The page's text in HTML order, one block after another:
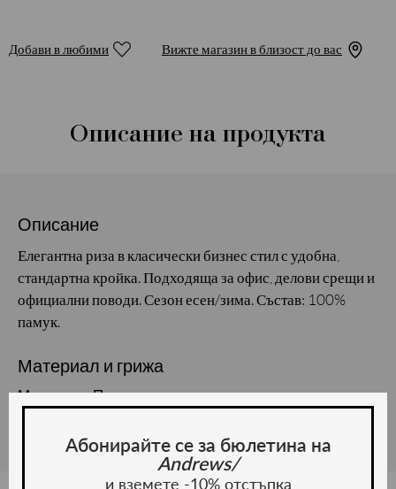
Добави в любими Вижте магазин в близост до вас
Описание на продукта
Описание
Елегантна риза в класически бизнес стил с удобна,
стандартна кройка. Подходяща за офис, делови срещи и
официални поводи. Сезон есен/зима. Състав: 100%
памук.
Материал и грижа
Материал: Памук
Абонирайте се за бюлетина на
Andrews/
и вземете -10% отстъпка